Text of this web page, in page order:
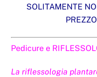
SOLITAMENTE
Pedicure e
La riflessologia